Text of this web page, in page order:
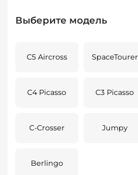
Выберите модель
C5 Aircross SpaceTourer
C4 Picasso C3 Picasso
C-Crosser Jumpy
Berlingo